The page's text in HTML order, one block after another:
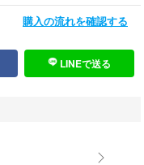
購入の流れを確認する
LINEで送る